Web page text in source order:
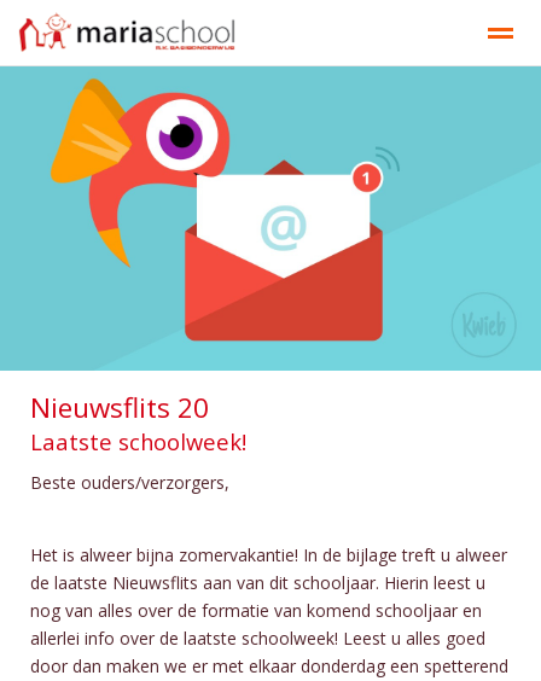
Onze school Ons onderwijs
Bellen E-mail
Nieuwsflits 20
Laatste schoolweek!
Beste ouders/verzorgers,
Het is alweer bijna zomervakantie! In de bijlage treft u alweer
de laatste Nieuwsflits aan van dit schooljaar. Hierin leest u
nog van alles over de formatie van komend schooljaar en
allerlei info over de laatste schoolweek! Leest u alles goed
door dan maken we er met elkaar donderdag een spetterend